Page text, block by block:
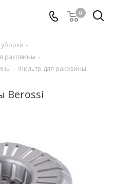
0
-
раковины -
- Фильтр для раковины
Berossi